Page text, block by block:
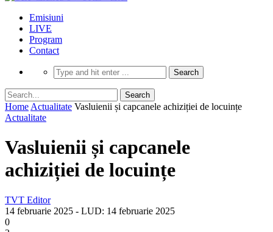
Emisiuni
LIVE
Program
Contact
Home Actualitate Vasluienii și capcanele achiziției de locuințe
Actualitate
Vasluienii și capcanele
achiziției de locuințe
TVT Editor
14 februarie 2025 - LUD: 14 februarie 2025
0